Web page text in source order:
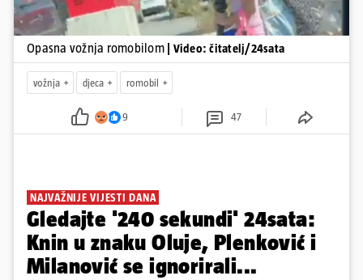
Opasna vožnja romobilom | Video: čitatelj/24sata
vožnja djeca romobil
9 47
NAJVAŽNIJE VIJESTI DANA
Gledajte '240 sekundi' 24sata:
Knin u znaku Oluje, Plenković i
Milanović se ignorirali...